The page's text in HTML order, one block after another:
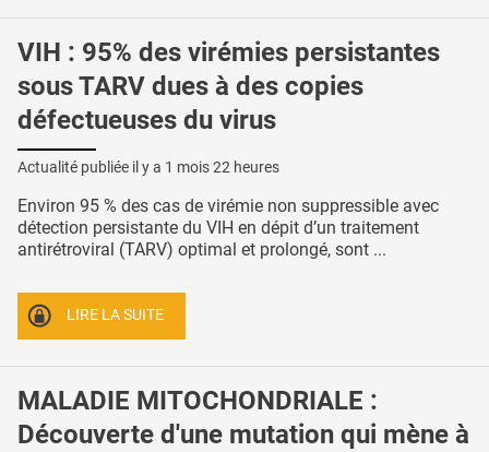
VIH : 95% des virémies persistantes
sous TARV dues à des copies
défectueuses du virus
Actualité publiée il y a 1 mois 22 heures
Environ 95 % des cas de virémie non suppressible avec
détection persistante du VIH en dépit d’un traitement
antirétroviral (TARV) optimal et prolongé, sont ...
LIRE LA SUITE
MALADIE MITOCHONDRIALE :
Découverte d'une mutation qui mène à